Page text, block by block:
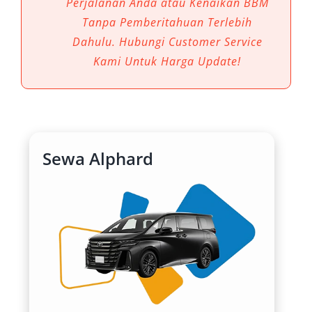
kini banyak diminati untuk berbagai keperluan,
mulai dari kunjungan bisnis, wisata keluarga,
hingga penjemputan tamu VIP di bandara.
Dibanding kendaraan lain, rental mobil
kenyamanan, fleksibilitas, dan citra
1. Kenyamanan Maksimal untuk
Perjalanan Jarak Jauh
Toyota Alphard dikenal dengan kabin yang luas
dan fitur kenyamanan kelas atas. Suspensi
Tanpa Pemberitahuan Terlebih
Dahulu. Hubungi Customer Service
Kami Untuk Harga Update!
Sewa Alphard